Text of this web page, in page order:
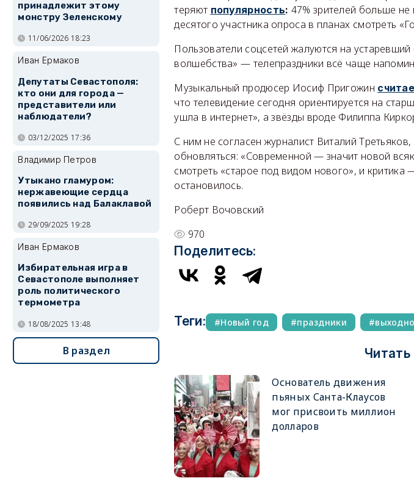
теряют популярность: 47% зрителей больше
десятого участника опроса в планах смотреть
Пользователи соцсетей жалуются на
волшебства» — телепраздники всё чаще
Музыкальный продюсер Иосиф Пригожин
что телевидение сегодня ориентируется на
ушла в интернет», а звёзды вроде Филиппа
С ним не согласен журналист Виталий
обновляться: «Современной — значит новой
смотреть «старое под видом нового», и
остановилось.
Роберт Вочовский
970
Поделитесь:
Теги: Новый год праздники
Читать
Основатель движения
пьяных Санта-Клаусов
мог присвоить миллион
долларов
принадлежит этому
монстру Зеленскому
11/06/2026 18:23
Иван Ермаков
Депутаты Севастополя:
кто они для города —
представители или
наблюдатели?
03/12/2025 17:36
Владимир Петров
Утыкано гламуром:
нержавеющие сердца
появились над Балаклавой
29/09/2025 19:28
Иван Ермаков
Избирательная игра в
Севастополе выполняет
роль политического
термометра
18/08/2025 13:48
В раздел